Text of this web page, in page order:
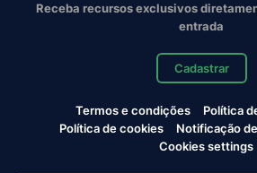
Receba recursos exclusivos
entrada
Cadastrar
Termos e condições
Política
Política de cookies
Notificação
Cookies settings